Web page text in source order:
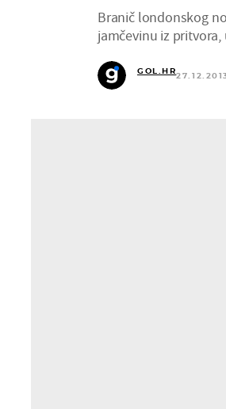
Branič londonskog
jamčevinu iz
GOL.HR